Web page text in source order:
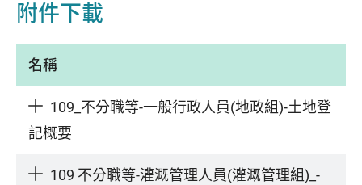
附件下載
名稱
109_不分職等-一般行政人員(地政組)-土地登
記概要
109 不分職等-灌溉管理人員(灌溉管理組)_-